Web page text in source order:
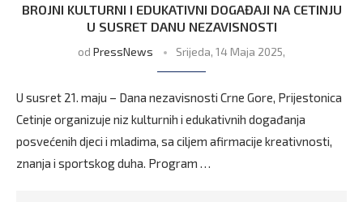
BROJNI KULTURNI I EDUKATIVNI DOGAĐAJI NA CETINJU
U SUSRET DANU NEZAVISNOSTI
od PressNews Srijeda, 14 Maja 2025,
U susret 21. maju – Dana nezavisnosti Crne Gore, Prijestonica
Cetinje organizuje niz kulturnih i edukativnih događanja
posvećenih djeci i mladima, sa ciljem afirmacije kreativnosti,
znanja i sportskog duha. Program …